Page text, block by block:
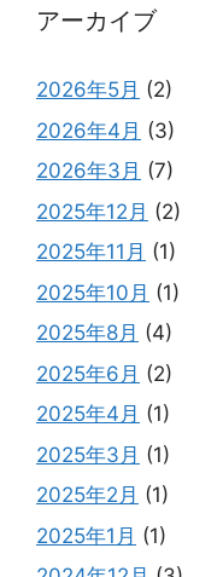
アーカイブ
2026年5月 (2)
2026年4月 (3)
2026年3月 (7)
2025年12月 (2)
2025年11月 (1)
2025年10月 (1)
2025年8月 (4)
2025年6月 (2)
2025年4月 (1)
2025年3月 (1)
2025年2月 (1)
2025年1月 (1)